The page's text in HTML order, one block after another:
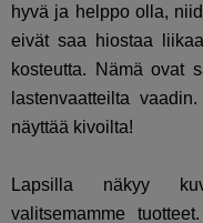
hyvä ja helppo olla,
eivät saa hiostaa
kosteutta. Nämä ovat
lastenvaatteilta
näyttää kivoilta!
Lapsilla näkyy
valitsemamme